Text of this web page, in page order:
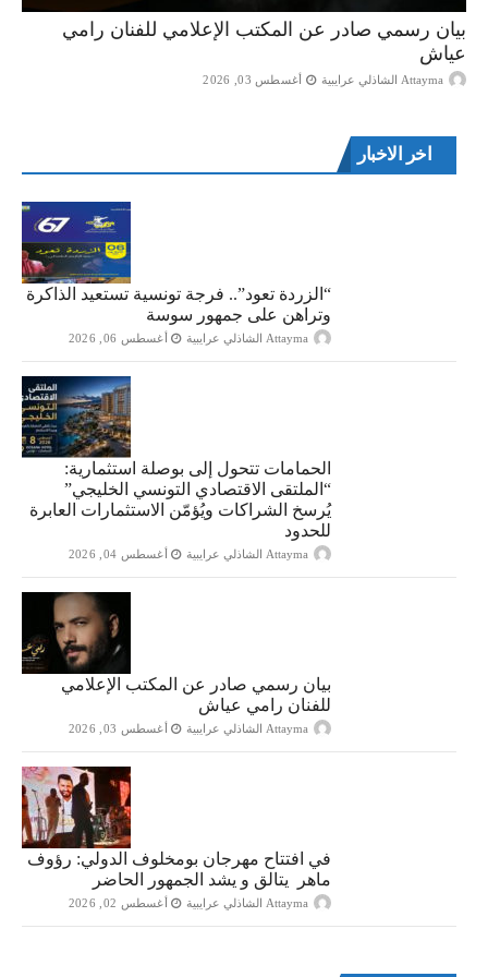
بيان رسمي صادر عن المكتب الإعلامي للفنان رامي
عياش
Attayma الشاذلي عرايبية أغسطس 03, 2026
اخر الاخبار
“الزردة تعود”.. فرجة تونسية تستعيد الذاكرة
وتراهن على جمهور سوسة
Attayma الشاذلي عرايبية أغسطس 06, 2026
الحمامات تتحول إلى بوصلة استثمارية:
“الملتقى الاقتصادي التونسي الخليجي”
يُرسخ الشراكات ويُؤمّن الاستثمارات العابرة
للحدود
Attayma الشاذلي عرايبية أغسطس 04, 2026
بيان رسمي صادر عن المكتب الإعلامي
للفنان رامي عياش
Attayma الشاذلي عرايبية أغسطس 03, 2026
في افتتاح مهرجان بومخلوف الدولي: رؤوف
ماهر يتالق و يشد الجمهور الحاضر
Attayma الشاذلي عرايبية أغسطس 02, 2026